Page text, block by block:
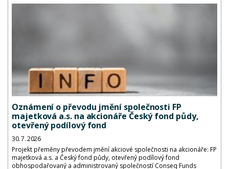
Oznámení o převodu jmění společnosti FP
majetková a.s. na akcionáře Český fond půdy,
otevřený podílový fond
30. 7. 2026
Projekt přeměny převodem jmění akciové společnosti na akcionáře: FP
majetková a.s. a Český fond půdy, otevřený podílový fond
obhospodařovaný a administrovaný společností Conseq Funds